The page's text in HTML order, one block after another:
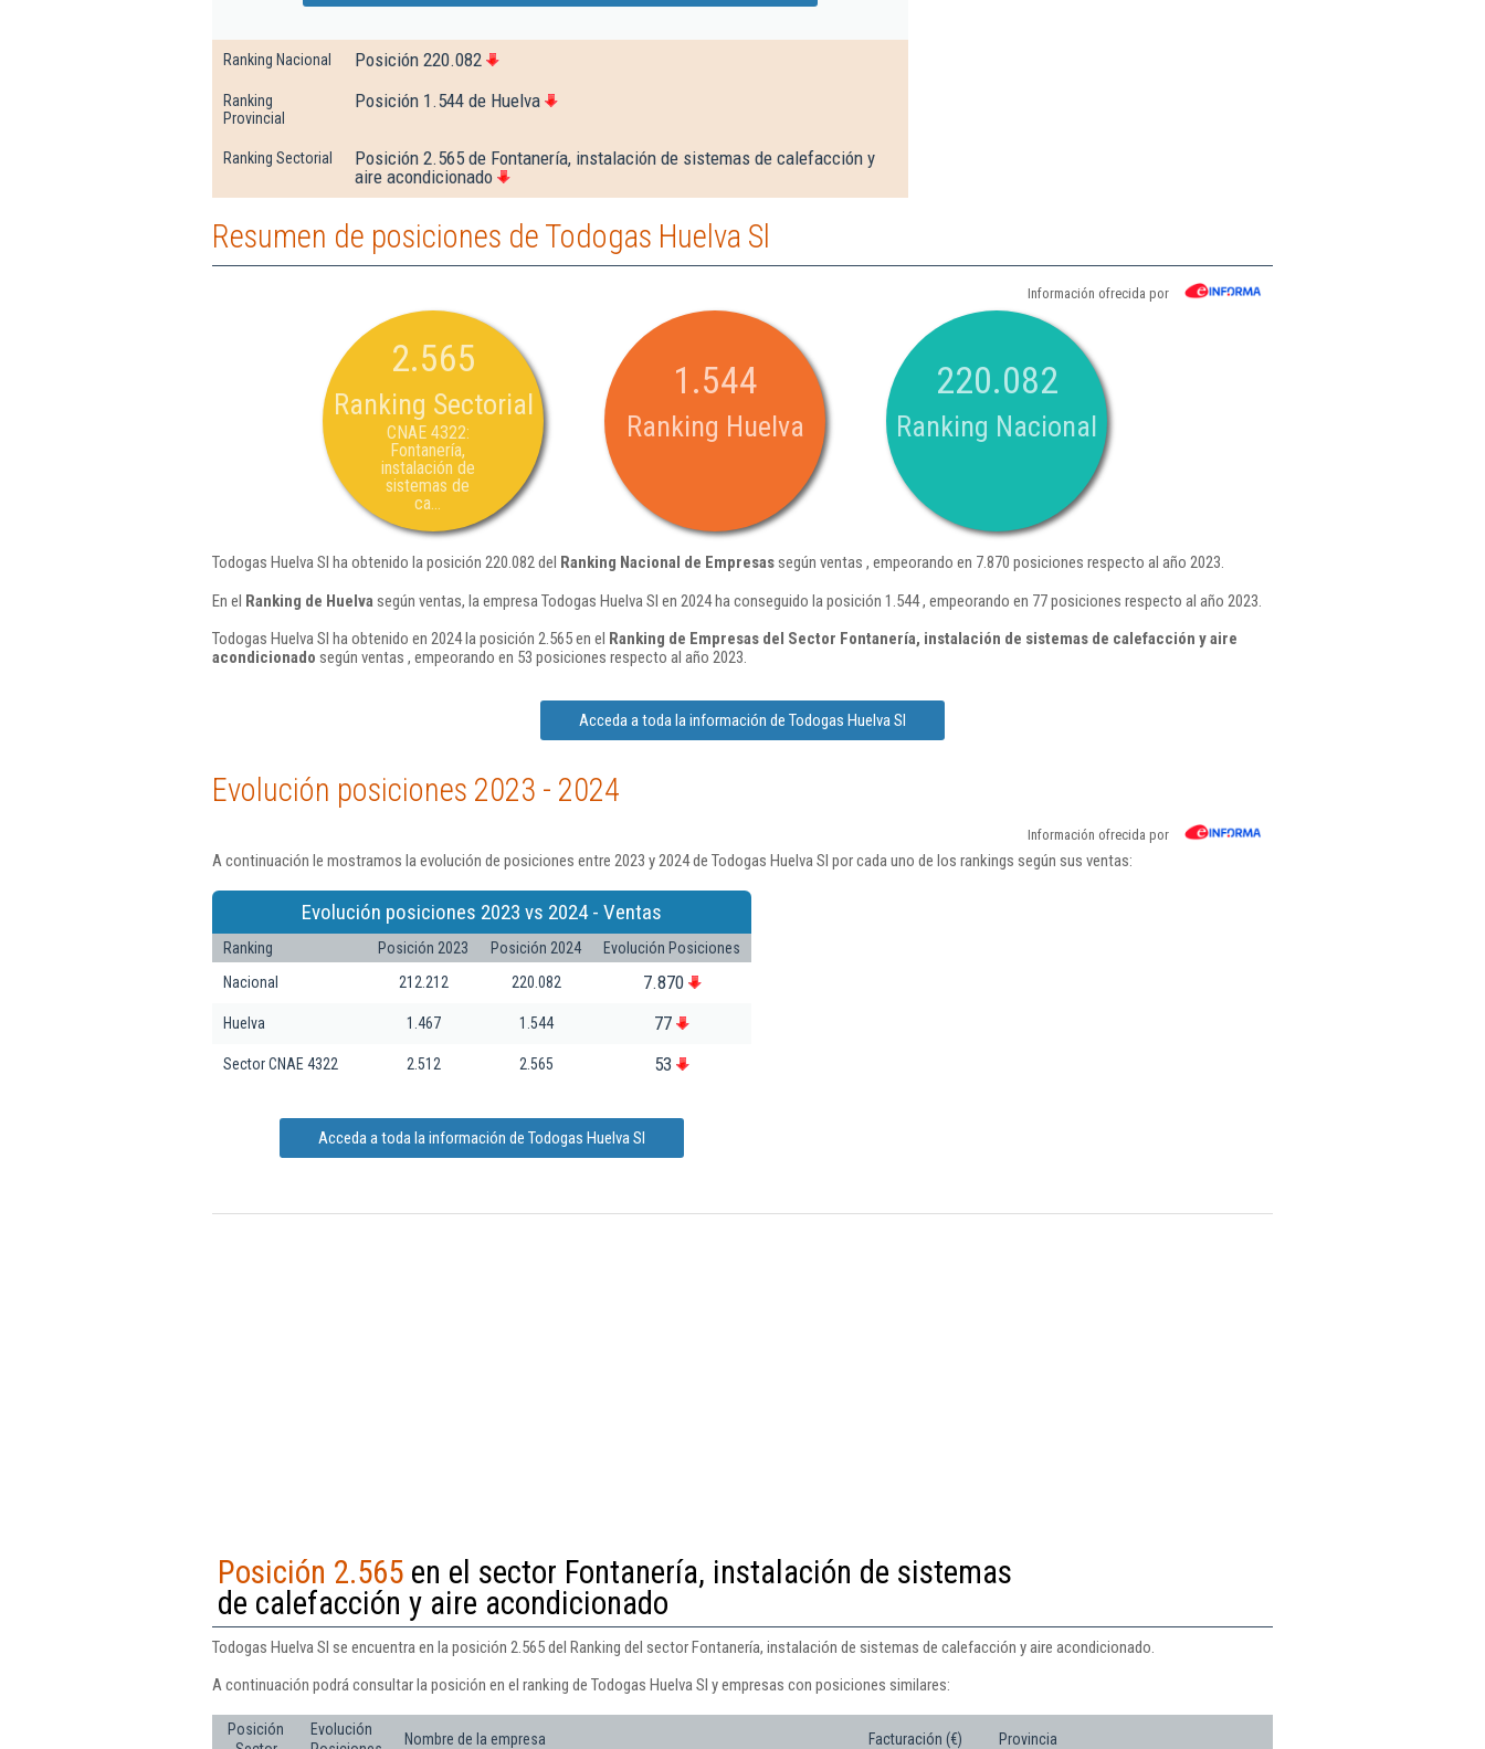
Ranking Nacional Posición 220.082
Ranking
Provincial
Posición 1.544 de Huelva
Ranking Sectorial
Posición 2.565 de Fontanería, instalación de sistemas de calefacción y
aire acondicionado
Resumen de posiciones de Todogas Huelva Sl
Información ofrecida por
2.565
Ranking Sectorial
CNAE 4322:
Fontanería,
instalación de
sistemas de
ca...
1.544
Ranking Huelva
220.082
Ranking Nacional
Todogas Huelva Sl ha obtenido la posición 220.082 del Ranking Nacional de Empresassegún ventas , empeorando en 7.870 posiciones respecto al año 2023.
En el Ranking de Huelva según ventas, la empresa Todogas Huelva Sl en 2024 ha conseguido la posición 1.544 , empeorando en 77 posiciones respecto al año 2023.
Todogas Huelva Sl ha obtenido en 2024 la posición 2.565 en el Ranking de Empresas del Sector Fontanería, instalación de sistemas de calefacción y aire
acondicionado según ventas , empeorando en 53 posiciones respecto al año 2023.
Acceda a toda la información de Todogas Huelva Sl
Evolución posiciones 2023 - 2024
Información ofrecida por
A continuación le mostramos la evolución de posiciones entre 2023 y 2024 de Todogas Huelva Sl por cada uno de los rankings según sus ventas:
Evolución posiciones 2023 vs 2024 - Ventas
Ranking Posición 2023 Posición 2024
Evolución Posiciones
Nacional
212.212 220.082 7.870
Huelva 1.467 1.544 77
Sector CNAE 4322 2.512 2.565 53
Acceda a toda la información de Todogas Huelva Sl
Posición 2.565 en el sector Fontanería, instalación de sistemas
de calefacción y aire acondicionado
Todogas Huelva Sl se encuentra en la posición 2.565 del Ranking del sector Fontanería, instalación de sistemas de calefacción y aire acondicionado.
A continuación podrá consultar la posición en el ranking de Todogas Huelva Sl y empresas con posiciones similares:
Posición
Evolución
Nombre de la empresa Facturación (€) Provincia